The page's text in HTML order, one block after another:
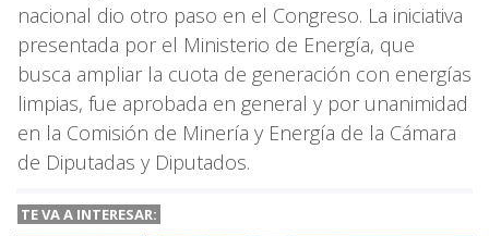
nacional dio otro paso en el Congreso. La iniciativa
presentada por el Ministerio de Energía, que
busca ampliar la cuota de generación con energías
limpias, fue aprobada en general y por unanimidad
en la Comisión de Minería y Energía de la Cámara
de Diputadas y Diputados.
TE VA A INTERESAR: